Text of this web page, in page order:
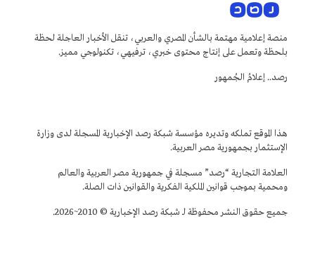
منصة إعلامية مهتمة بالشأن المصري والعربي، تنقل الأخبار العاجلة لحظة
بلحظة وتعمل على إنتاج محتوى خبري، ترفيهي، تكنولوجي مميز.
رصد.. إعلامُ الجُمهور
هذا الموقع تملكه وتديره مؤسسة شبكة رصد الإخبارية المسجلة لدى وزارة
الإستثمار بجمهورية مصر العربية.
العلامة التجارية “رصد” مسجلة في جمهورية مصر العربية والعالم
ومحمية بموجب قوانين الملكية الفكرية والقوانين ذات الصلة.
جميع حقوق النشر محفوظة لـ شبكة رصد الإخبارية © 2010~2026.